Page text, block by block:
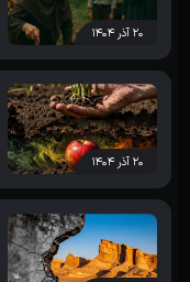
۲۰ آذر ۱۴۰۴
۲۰ آذر ۱۴۰۴